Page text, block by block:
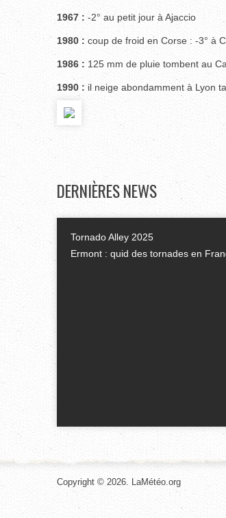
1967 : -2° au petit jour à Ajaccio
1980 : coup de froid en Corse : -3° à
1986 : 125 mm de pluie tombent au
1990 : il neige abondamment à Lyon
DERNIÈRESNEWS
Tornado Alley 2025
Ermont : quid des tornades en
Copyright © 2026. LaMétéo.org